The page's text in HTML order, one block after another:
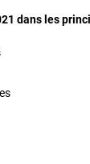
dans les